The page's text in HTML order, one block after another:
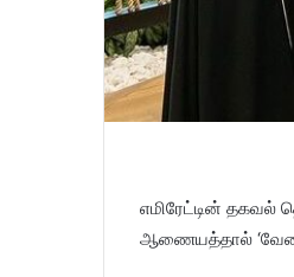
எமிரேட்டின் தகவல்
ஆணையத்தால்